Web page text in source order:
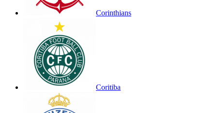
Corinthians
Coritiba